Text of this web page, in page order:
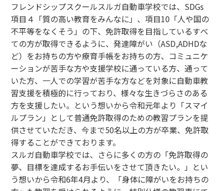
フレンドシップスクールスルガ自動車学校では、SDGs
項目４「質の高い教育をみんなに」、項目10「人や国の
不平等をなくそう」の下、免許取得を目指しているすべ
ての方が取得できるように、発達障がい（ASD,ADHDな
ど）をお持ちの方や療育手帳をお持ちの方、コミュニケ
ーションが苦手な方や支援学校に通っている方、通って
いた方、一人での学習が苦手な方などを対象に自動車教
習支援を積極的に行っており、様々な生きづらさのある
方を支援したい。という想いから令和元年より「スマイ
ルプラン」として普通免許取得のための教習プランを提
供させていただき、今まで50名以上の方が卒業、免許取
得することができております。
スルガ自動車学校では、さらに多くの方の「免許取得の
夢、目標を達成するお手伝いをさせて頂きたい。」とい
う想いから令和6年4月より、「身体に障がいをお持ちの